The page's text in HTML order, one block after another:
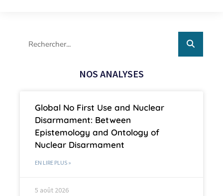
NOS ANALYSES
Global No First Use and Nuclear
Disarmament: Between
Epistemology and Ontology of
Nuclear Disarmament
EN LIRE PLUS »
5 août 2026